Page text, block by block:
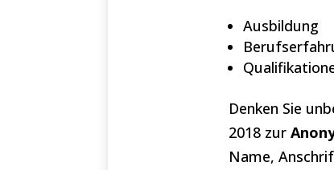
Ausbildung
Denken Sie
2018 zur
Name,